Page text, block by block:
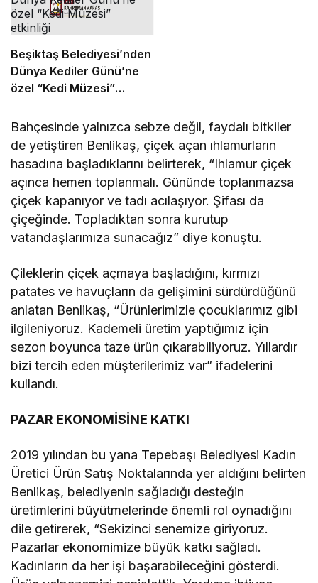
Beşiktaş Belediyesi’nden
Dünya Kediler Günü’ne
özel “Kedi Müzesi”
Bahçesinde yalnızca sebze değil, faydalı bitkiler
de yetiştiren Benlikaş, çiçek açan ıhlamurların
hasadına başladıklarını belirterek, “Ihlamur çiçek
açınca hemen toplanmalı. Gününde toplanmazsa
çiçek kapanıyor ve tadı acılaşıyor. Şifası da
çiçeğinde. Topladıktan sonra kurutup
vatandaşlarımıza sunacağız” diye konuştu.
Çileklerin çiçek açmaya başladığını, kırmızı
patates ve havuçların da gelişimini sürdürdüğünü
anlatan Benlikaş, “Ürünlerimizle çocuklarımız gibi
ilgileniyoruz. Kademeli üretim yaptığımız için
sezon boyunca taze ürün çıkarabiliyoruz. Yıllardır
bizi tercih eden müşterilerimiz var” ifadelerini
kullandı.
PAZAR EKONOMİSİNE KATKI
2019 yılından bu yana Tepebaşı Belediyesi Kadın
Üretici Ürün Satış Noktalarında yer aldığını belirten
Benlikaş, belediyenin sağladığı desteğin
üretimlerini büyütmelerinde önemli rol oynadığını
dile getirerek, “Sekizinci senemize giriyoruz.
Pazarlar ekonomimize büyük katkı sağladı.
Kadınların da her işi başarabileceğini gösterdi.